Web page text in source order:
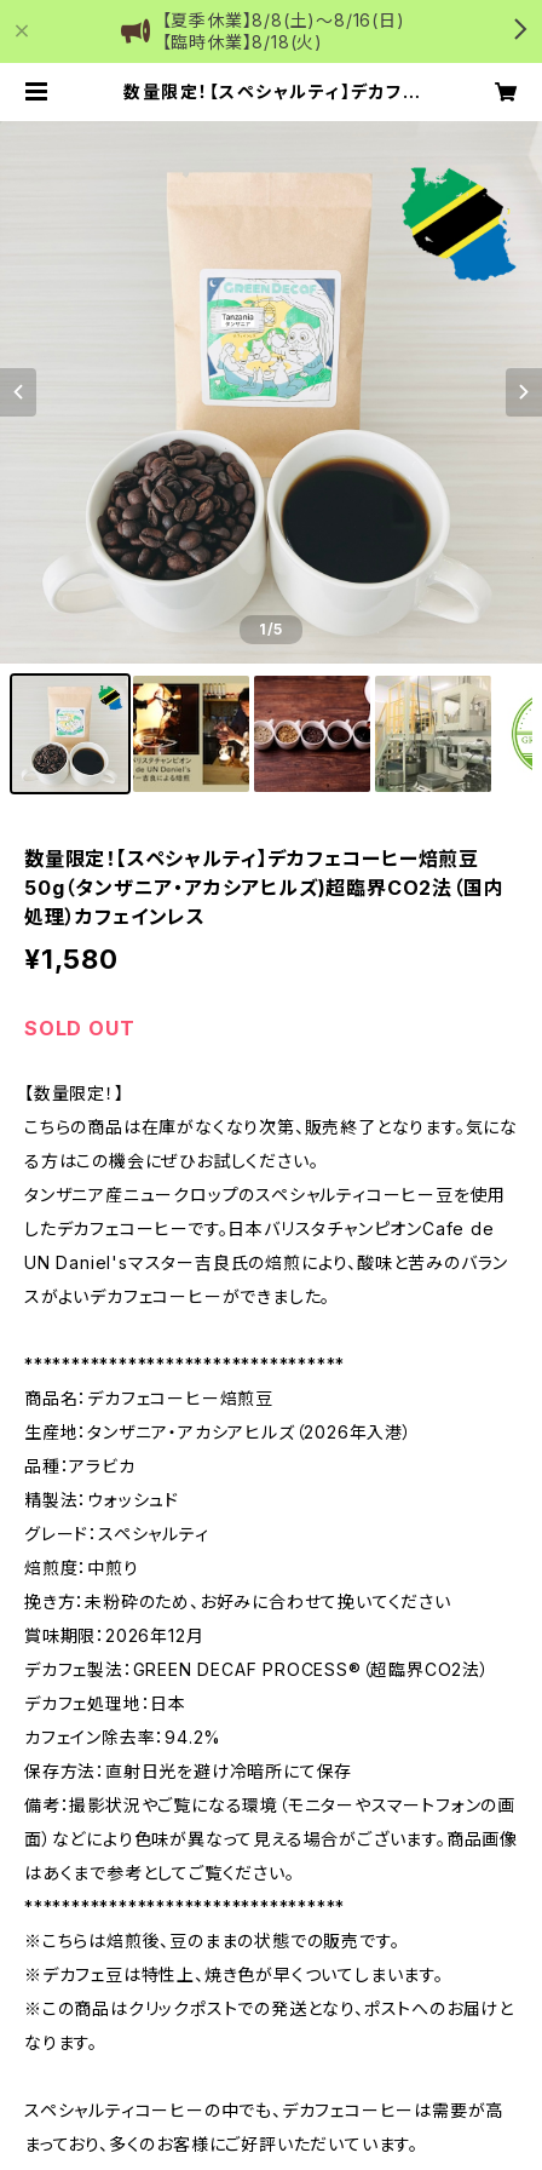
【夏季休業】8/8(土)～8/16(日)
【臨時休業】8/18(火)
数量限定！【スペシャルティ】デカフェ
国内デカフェのコーヒー・抹茶通販
1/5
数量限定！【スペシャルティ】デカフェコーヒー焙煎豆
50g（タンザニア・アカシアヒルズ)超臨界CO2法（国内
処理）カフェインレス
¥1,580
SOLD OUT
【数量限定！】
こちらの商品は在庫がなくなり次第、販売終了となります。気にな
る方はこの機会にぜひお試しください。
タンザニア産ニュークロップのスペシャルティコーヒー豆を使用
したデカフェコーヒーです。日本バリスタチャンピオンCafe de
UN Daniel'sマスター吉良氏の焙煎により、酸味と苦みのバラン
スがよいデカフェコーヒーができました。
**********************************
商品名：デカフェコーヒー焙煎豆
生産地：タンザニア・アカシアヒルズ（2026年入港）
品種：アラビカ
精製法：ウォッシュド
グレード：スペシャルティ
焙煎度：中煎り
挽き方：未粉砕のため、お好みに合わせて挽いてください
賞味期限：2026年12月
デカフェ製法：GREEN DECAF PROCESS®（超臨界CO2法）
デカフェ処理地：日本
カフェイン除去率：94.2%
保存方法：直射日光を避け冷暗所にて保存
備考：撮影状況やご覧になる環境（モニターやスマートフォンの画
面）などにより色味が異なって見える場合がございます。商品画像
はあくまで参考としてご覧ください。
**********************************
※こちらは焙煎後、豆のままの状態での販売です。
※デカフェ豆は特性上、焼き色が早くついてしまいます。
※この商品はクリックポストでの発送となり、ポストへのお届けと
なります。
スペシャルティコーヒーの中でも、デカフェコーヒーは需要が高
まっており、多くのお客様にご好評いただいています。